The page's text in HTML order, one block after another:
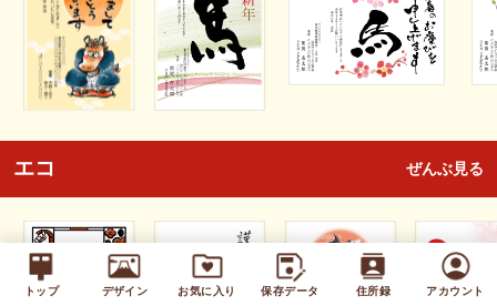
トップ デザイン お気に入り 保存データ 住所録 アカウント
エコ ぜんぶ見る